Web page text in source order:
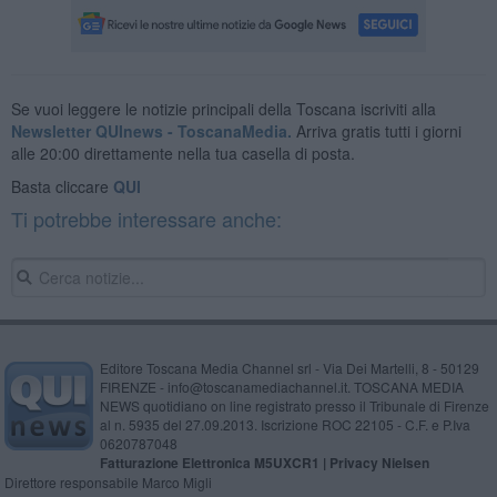
Se vuoi leggere le notizie principali della Toscana iscriviti alla
Newsletter QUInews - ToscanaMedia. Arriva gratis tutti i giorni
alle 20:00 direttamente nella tua casella di posta.
Basta cliccare QUI
Ti potrebbe interessare anche:
Editore Toscana Media Channel srl - Via Dei Martelli, 8 - 50129
FIRENZE - info@toscanamediachannel.it. TOSCANA MEDIA
NEWS quotidiano on line registrato presso il Tribunale di Firenze
al n. 5935 del 27.09.2013. Iscrizione ROC 22105 - C.F. e P.Iva
0620787048
Fatturazione Elettronica M5UXCR1 | Privacy Nielsen
Direttore responsabile Marco Migli